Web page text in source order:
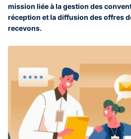
mission liée à la gestion des
réception et la diffusion des offres
recevons.